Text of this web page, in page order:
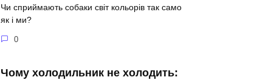
Чи сприймають собаки світ кольорів так само
як і ми?
0
Чому холодильник не холодить: